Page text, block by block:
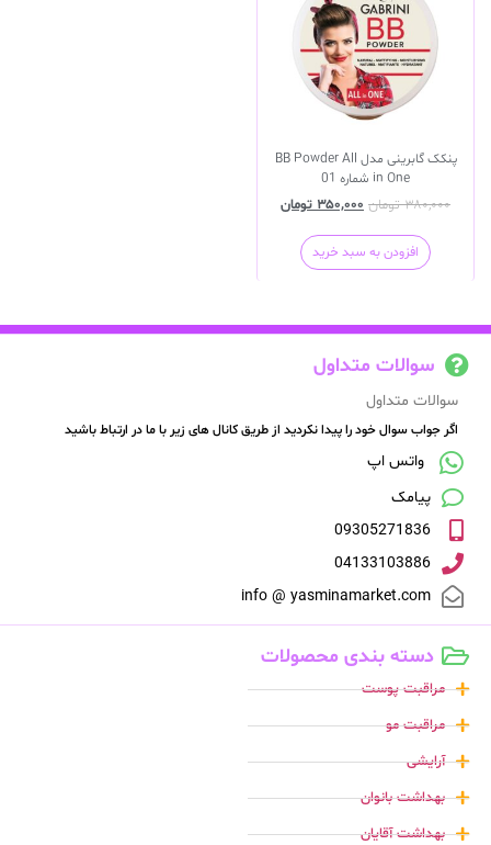
پنکک گابرینی مدل BB Powder All
in One شماره 01
۳۸۰,۰۰۰ تومان ۳۵۰,۰۰۰ تومان
افزودن به سبد خرید
سوالات متداول
سوالات متداول
اگر جواب سوال خود را پیدا نکردید از طریق کانال های زیر با ما در ارتباط باشید
واتس اپ
پیامک
09305271836
04133103886
info @ yasminamarket.com
دسته بندی محصولات
مراقبت پوست
مراقبت مو
آرایشی
بهداشت بانوان
بهداشت آقایان